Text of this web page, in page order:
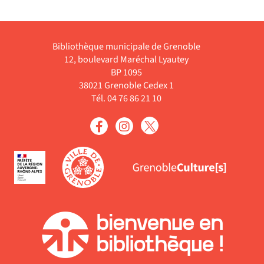
Bibliothèque municipale de Grenoble
12, boulevard Maréchal Lyautey
BP 1095
38021 Grenoble Cedex 1
Tél. 04 76 86 21 10